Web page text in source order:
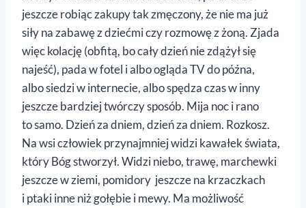
jeszcze robiąc zakupy tak zmęczony, że nie ma już
siły na zabawę z dziećmi czy rozmowę z żoną. Zjada
więc kolację (obfitą, bo cały dzień nie zdążył się
najeść), pada w fotel i albo ogląda TV do późna,
albo siedzi w internecie, albo spędza czas w inny
jeszcze bardziej twórczy sposób. Mija noc i rano
to samo. Dzień za dniem, dzień za dniem. Rozkosz.
Na wsi człowiek przynajmniej widzi kawałek świata,
który Bóg stworzył. Widzi niebo, trawę, marchewki
jeszcze w ziemi, pomidory jeszcze na krzaczkach
i ptaki inne niż gołębie i mewy. Ma możliwość